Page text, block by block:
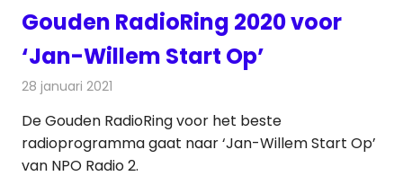
Gouden RadioRing 2020 voor
‘Jan-Willem Start Op’
28 januari 2021
De Gouden RadioRing voor het beste
radioprogramma gaat naar ‘Jan-Willem Start Op’
van NPO Radio 2.